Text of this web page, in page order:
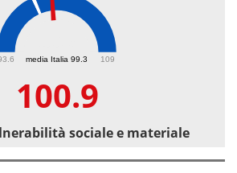
media Italia 99.3 109
100.9
sociale e materiale